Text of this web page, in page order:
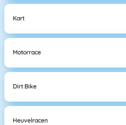
Kart
Motorrace
Dirt Bike
Heuvelracen